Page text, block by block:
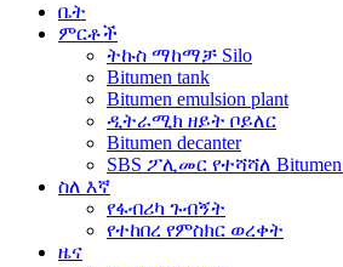
ቤት
ምርቶች
ትኩስ ማከማቻ Silo
Bitumen tank
Bitumen emulsion plant
ዲትራሚክ ዘይት ቦይለር
Bitumen decanter
SBS ፖሊመር የተሻሻለ Bitumen
ስለ እኛ
የፋብሪካ ጉብኝት
የተከበረ የምስክር ወረቀት
ዜና